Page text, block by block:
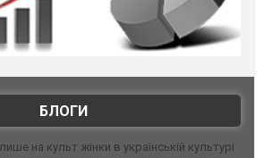
БЛОГИ
на культ жінки в українській культурі